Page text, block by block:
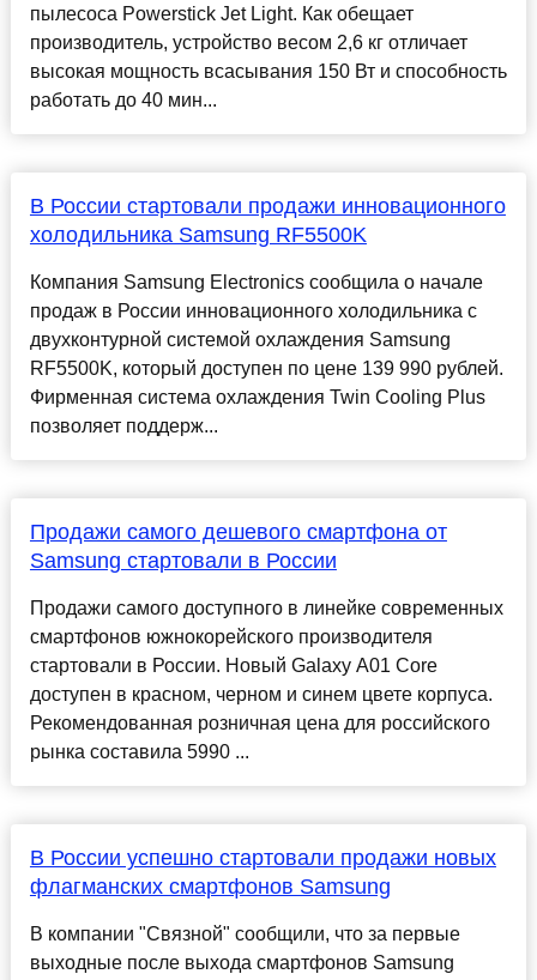
пылесоса Powerstick Jet Light. Как обещает
производитель, устройство весом 2,6 кг отличает
высокая мощность всасывания 150 Вт и способность
работать до 40 мин...
В России стартовали продажи инновационного
холодильника Samsung RF5500K
Компания Samsung Electronics сообщила о начале
продаж в России инновационного холодильника c
двухконтурной системой охлаждения Samsung
RF5500K, который доступен по цене 139 990 рублей.
Фирменная система охлаждения Twin Cooling Plus
позволяет поддерж...
Продажи самого дешевого смартфона от
Samsung стартовали в России
Продажи самого доступного в линейке современных
смартфонов южнокорейского производителя
стартовали в России. Новый Galaxy A01 Core
доступен в красном, черном и синем цвете корпуса.
Рекомендованная розничная цена для российского
рынка составила 5990 ...
В России успешно стартовали продажи новых
флагманских смартфонов Samsung
В компании "Связной" сообщили, что за первые
выходные после выхода смартфонов Samsung